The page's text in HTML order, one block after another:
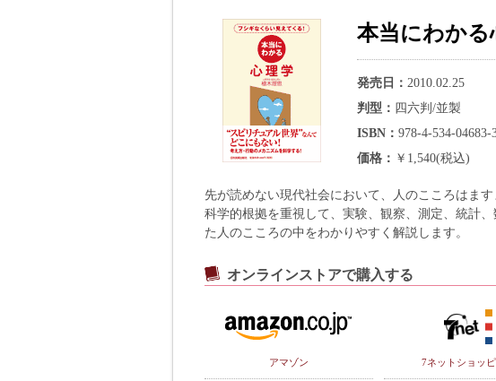
本当にわかる
発売日 2010.02.25
判型
四六判/並製
ISBN
978-4-534-04683-
価格
￥1,540(税込)
先が読めない現代社会において、人のこころはま
科学的根拠を重視して、実験、観察、測定、統計
た人のこころの中をわかりやすく解説します。
オンラインストアで購入する
アマゾン 7ネットショッ